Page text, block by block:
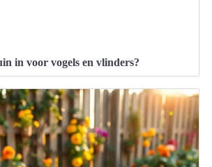
in voor vogels en vlinders?